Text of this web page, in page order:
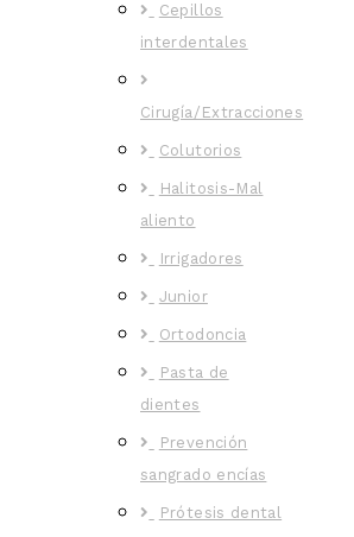
Cepillos
interdentales
Cirugía/Extracciones
Colutorios
Halitosis-Mal
aliento
Irrigadores
Junior
Ortodoncia
Pasta de
dientes
Prevención
sangrado encías
Prótesis dental